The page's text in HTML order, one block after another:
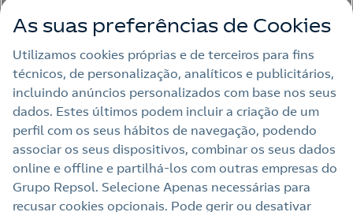
Nota Legal
Política de privacidade
Política de cookies
Accesibilidade
Alerta por fraude
As suas preferências de Cookies
Utilizamos cookies próprias e de terceiros para fins
técnicos, de personalização, analíticos e publicitários,
incluindo anúncios personalizados com base nos seus
dados. Estes últimos podem incluir a criação de um
perfil com os seus hábitos de navegação, podendo
associar os seus dispositivos, combinar os seus dados
online e offline e partilhá‑los com outras empresas do
Grupo Repsol. Selecione Apenas necessárias para
recusar cookies opcionais. Pode gerir ou desativar